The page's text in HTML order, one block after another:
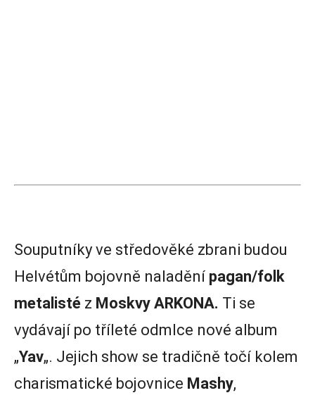
Souputníky ve středověké zbrani budou
Helvétům bojovně naladění pagan/folk
metalisté z Moskvy ARKONA. Ti se
vydávají po tříleté odmlce nové album
„Yav„. Jejich show se tradičně točí kolem
charismatické bojovnice Mashy,